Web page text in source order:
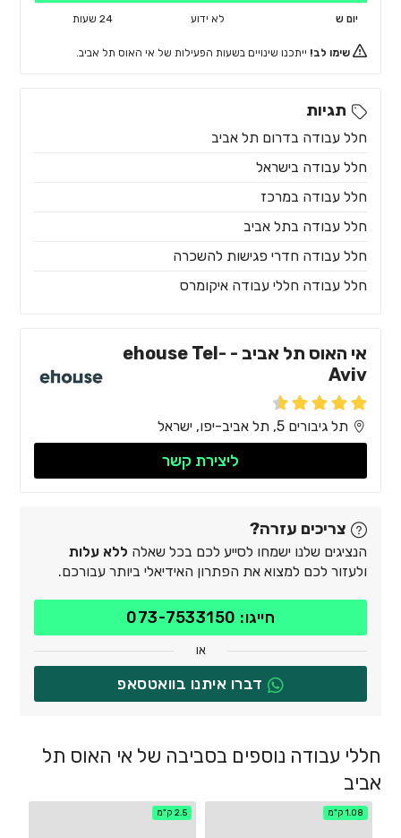
יום ש לא ידוע 24 שעות
שימו לב! ייתכנו שינויים בשעות הפעילות של אי האוס תל אביב.
תגיות
חלל עבודה בדרום תל אביב
חלל עבודה בישראל
חלל עבודה במרכז
חלל עבודה בתל אביב
חלל עבודה חדרי פגישות להשכרה
חלל עבודה חללי עבודה איקומרס
אי האוס תל אביב - ehouse Tel-
Aviv
תל גיבורים 5, תל אביב-יפו, ישראל
ליצירת קשר
צריכים עזרה?
הנציגים שלנו ישמחו לסייע לכם בכל שאלה ללא עלות
ולעזור לכם למצוא את הפתרון האידיאלי ביותר עבורכם.
חייגו: 073-7533150
או
דברו איתנו בוואטסאפ
חללי עבודה נוספים בסביבה של אי האוס תל
אביב
1.08 ק"מ 2.5 ק"מ